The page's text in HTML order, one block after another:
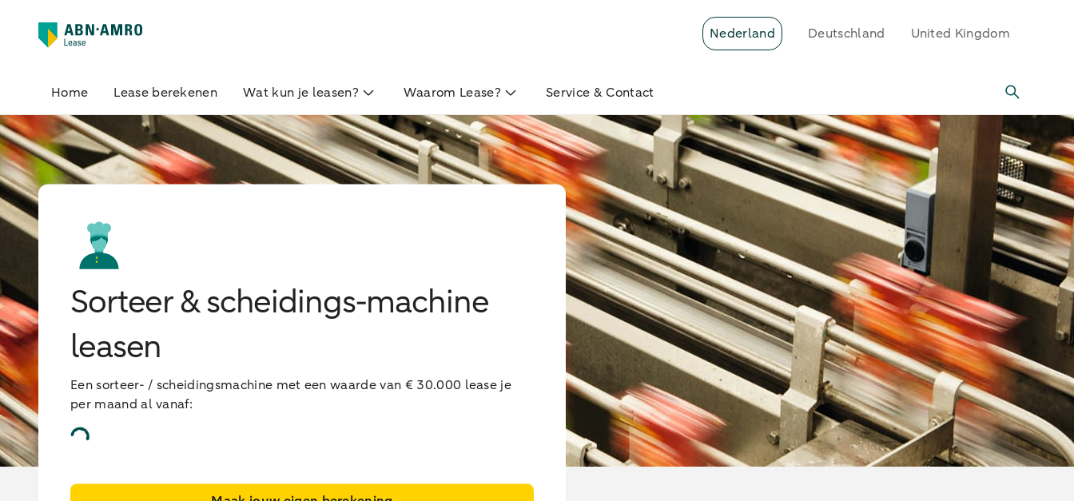
Nederland Deutschland United Kingdom
Home Lease berekenen Wat kun je leasen? Waarom Lease? Service & Contact
Sorteer & scheidings-machine
leasen
Een sorteer- / scheidingsmachine met een waarde van € 30.000 lease je
per maand al vanaf: